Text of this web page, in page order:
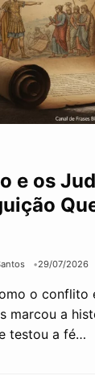
e os
29/07/2026
o conflito
marcou a
testou a fé…